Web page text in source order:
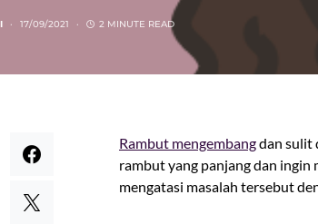
17/09/2021 2 MINUTE READ
Rambut mengembangdan sulit
rambut yang panjang dan
mengatasi masalah tersebut